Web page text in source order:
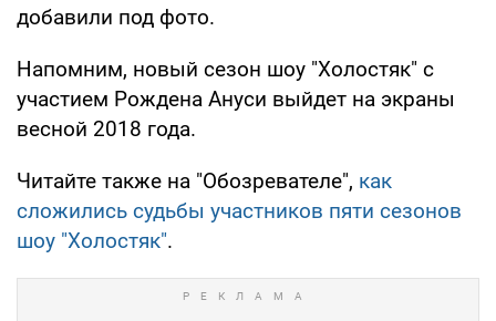
добавили под фото.
Напомним, новый сезон шоу "Холостяк" с
участием Рождена Ануси выйдет на экраны
весной 2018 года.
Читайте также на "Обозревателе", как
сложились судьбы участников пяти сезонов
шоу "Холостяк".